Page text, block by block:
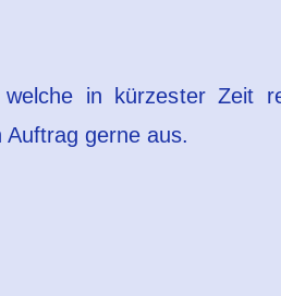
in kürzester Zeit
gerne aus.